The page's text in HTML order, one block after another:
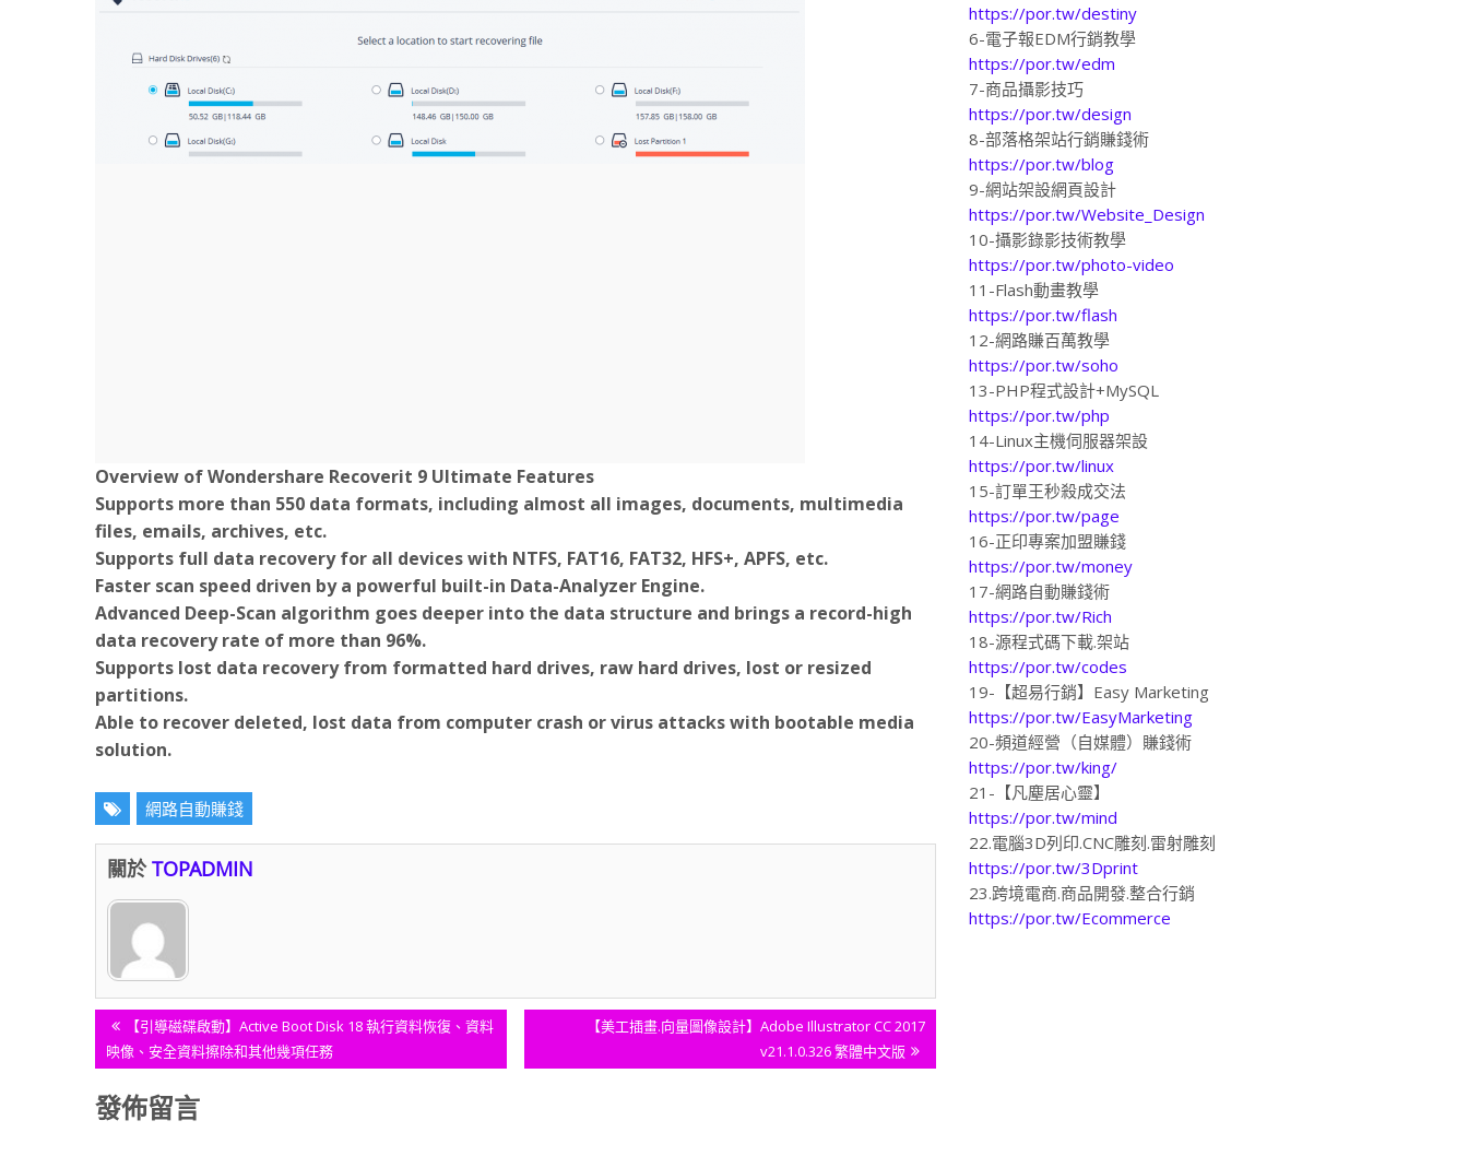
Overview of Wondershare Recoverit 9 Ultimate Features
Supports more than 550 data formats, including almost all images, documents, multimedia
files, emails, archives, etc.
Supports full data recovery for all devices with NTFS, FAT16, FAT32, HFS+, APFS, etc.
Faster scan speed driven by a powerful built-in Data-Analyzer Engine.
Advanced Deep-Scan algorithm goes deeper into the data structure and brings a record-high
data recovery rate of more than 96%.
Supports lost data recovery from formatted hard drives, raw hard drives, lost or resized
partitions.
Able to recover deleted, lost data from computer crash or virus attacks with bootable media
solution.
網路自動賺錢
關於 TOPADMIN
文
章
Previous
Post:
【引導磁碟啟動】Active Boot Disk 18 執行資料恢復、資料
映像、安全資料擦除和其他幾項任務
Next
【美工插畫.向量圖像設計】Adobe Illustrator CC 2017
v21.1.0.326 繁體中文版
發佈留言
https://por.tw/destiny
6-電子報EDM行銷教學
https://por.tw/edm
7-商品攝影技巧
https://por.tw/design
8-部落格架站行銷賺錢術
https://por.tw/blog
9-網站架設網頁設計
https://por.tw/Website_Design
10-攝影錄影技術教學
https://por.tw/photo-video
11-Flash動畫教學
https://por.tw/flash
12-網路賺百萬教學
https://por.tw/soho
13-PHP程式設計+MySQL
https://por.tw/php
14-Linux主機伺服器架設
https://por.tw/linux
15-訂單王秒殺成交法
https://por.tw/page
16-正印專案加盟賺錢
https://por.tw/money
17-網路自動賺錢術
https://por.tw/Rich
18-源程式碼下載.架站
https://por.tw/codes
19-【超易行銷】Easy Marketing
https://por.tw/EasyMarketing
20-頻道經營（自媒體）賺錢術
https://por.tw/king/
21-【凡塵居心靈】
https://por.tw/mind
22.電腦3D列印.CNC雕刻.雷射雕刻
https://por.tw/3Dprint
23.跨境電商.商品開發.整合行銷
https://por.tw/Ecommerce